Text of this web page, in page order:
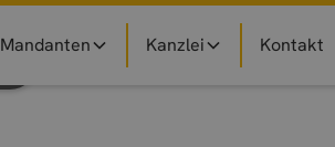
Mandanten Kanzlei Kontakt